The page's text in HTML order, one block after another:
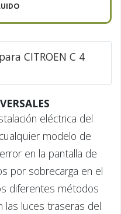
CITROEN C 4
eléctrica del
modelo de
en la pantalla de
por sobrecarga en el
diferentes métodos
las luces traseras del